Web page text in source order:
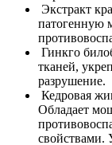
Экстракт
патогенную
Гинкго
тканей,
разрушение.
Кедровая
Обладает
свойствами.